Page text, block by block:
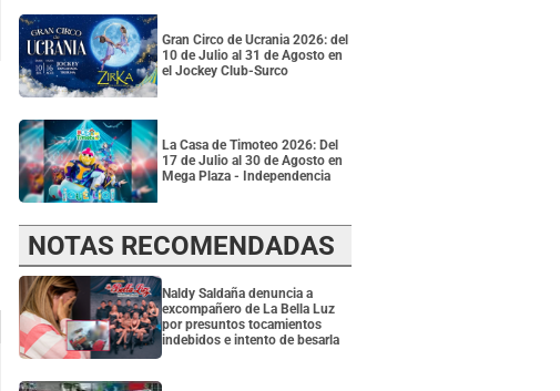
Gran Circo de Ucrania 2026: del
10 de Julio al 31 de Agosto en
el Jockey Club-Surco
La Casa de Timoteo 2026: Del
17 de Julio al 30 de Agosto en
Mega Plaza - Independencia
NOTAS RECOMENDADAS
Naldy Saldaña denuncia a
excompañero de La Bella Luz
por presuntos tocamientos
indebidos e intento de besarla